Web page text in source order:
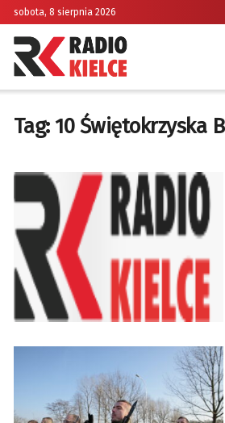
sobota, 8 sierpnia 2026
Tag: 10 Świętokrzyska